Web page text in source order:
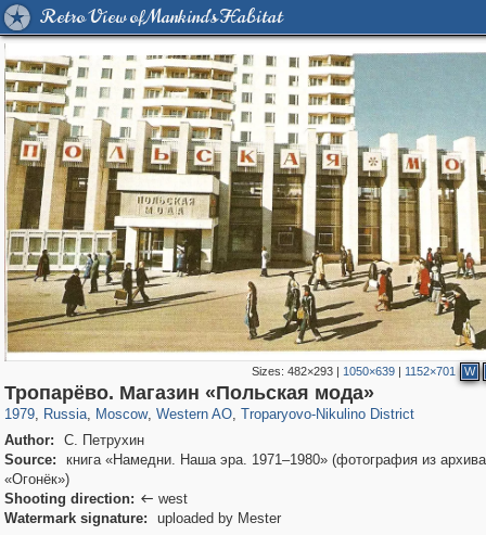
Retro View of Mankind's Habitat
Sizes:482×293 | 1050×639 | 1152×701 W
Тропарёво. Магазин «Польская мода»
1979, Russia
1,406,255 29,243
, Moscow
319,780 8,286
, Western AO
27,129 310
, Troparyovo-Nikulino District
2,259 7
Author:
С. Петрухин
Source:
книга «Намедни. Наша эра. 1971–1980» (фотография из
«Огонёк»)
Shooting direction:  west
Watermark signature:
uploaded by Mester